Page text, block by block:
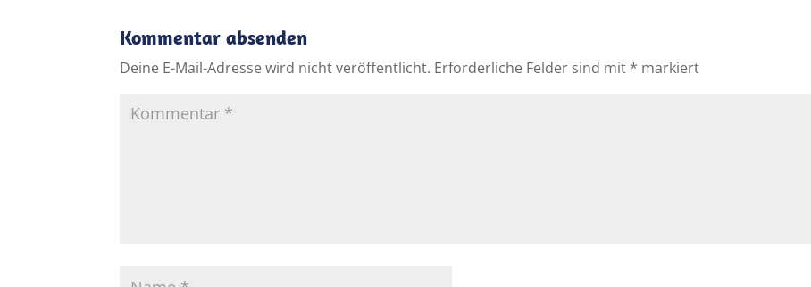
Kommentar absenden
Deine E-Mail-Adresse wird nicht veröffentlicht. Erforderliche Felder sind mit * markiert